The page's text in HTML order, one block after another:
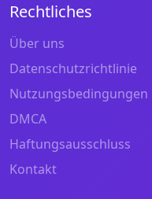
Rechtliches
Über uns
Datenschutzrichtlinie
Nutzungsbedingungen
DMCA
Haftungsausschluss
Kontakt